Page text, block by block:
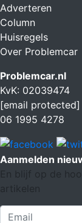
Adverteren
Column
Huisregels
Over Problemcar
Problemcar.nl
KvK: 02039474
[email protected]
06 1995 4278
Aanmelden
En blijf op de
artikelen